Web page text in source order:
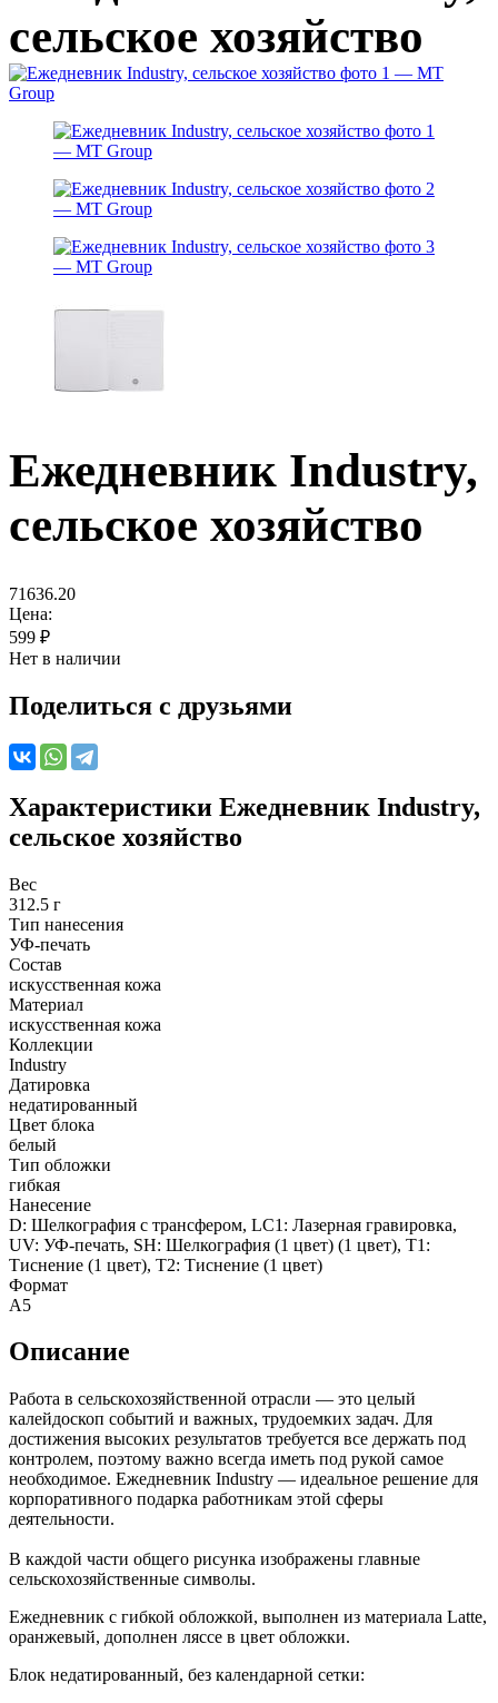
сельское хозяйство
Ежедневник Industry,
сельское хозяйство
71636.20
Цена:
599 ₽
Нет в наличии
Поделиться с друзьями
Характеристики Ежедневник Industry,
сельское хозяйство
Вес
312.5 г
Тип нанесения
УФ-печать
Состав
искусственная кожа
Материал
искусственная кожа
Коллекции
Industry
Датировка
недатированный
Цвет блока
белый
Тип обложки
гибкая
Нанесение
D: Шелкография с трансфером, LC1: Лазерная гравировка,
UV: УФ-печать, SH: Шелкография (1 цвет) (1 цвет), T1:
Тиснение (1 цвет), T2: Тиснение (1 цвет)
Формат
А5
Описание
Работа в сельскохозяйственной отрасли — это целый
калейдоскоп событий и важных, трудоемких задач. Для
достижения высоких результатов требуется все держать под
контролем, поэтому важно всегда иметь под рукой самое
необходимое. Ежедневник Industry — идеальное решение для
корпоративного подарка работникам этой сферы
деятельности.
В каждой части общего рисунка изображены главные
сельскохозяйственные символы.
Ежедневник с гибкой обложкой, выполнен из материала Latte,
оранжевый, дополнен ляссе в цвет обложки.
Блок недатированный, без календарной сетки: